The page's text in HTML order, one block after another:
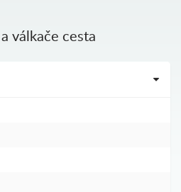
válkače cesta